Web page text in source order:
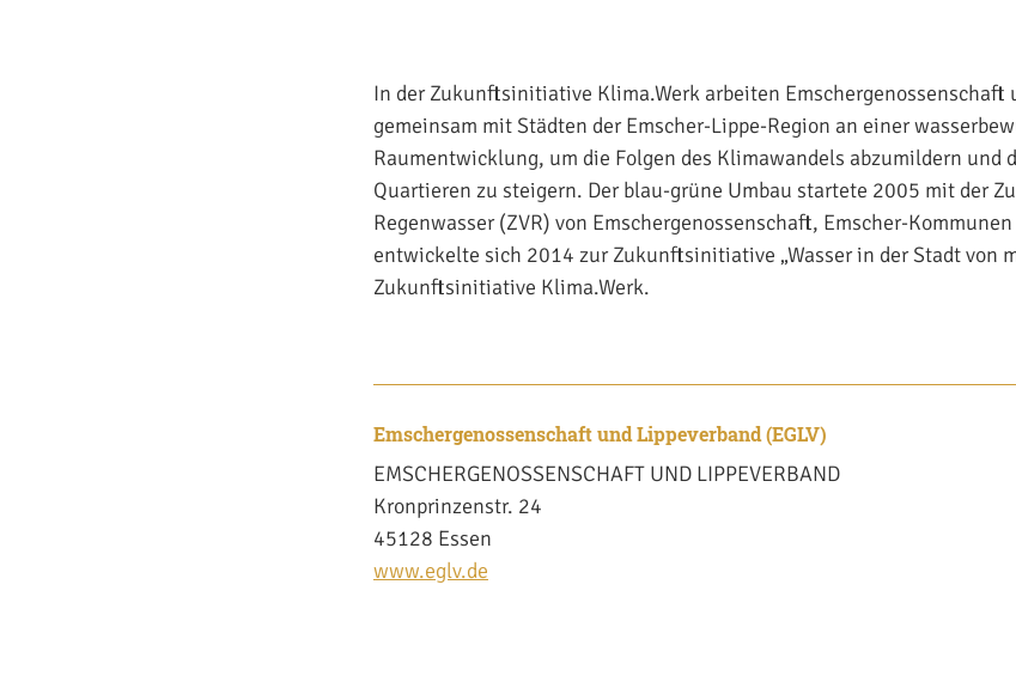
In der Zukunftsinitiative Klima.Werk arbeiten Emschergenossenschaft
gemeinsam mit Städten der Emscher-Lippe-Region an einer
Raumentwicklung, um die Folgen des Klimawandels abzumildern und
Quartieren zu steigern. Der blau-grüne Umbau startete 2005 mit der
Regenwasser (ZVR) von Emschergenossenschaft, Emscher-
entwickelte sich 2014 zur Zukunftsinitiative „Wasser in der Stadt von
Zukunftsinitiative Klima.Werk.
Emschergenossenschaft und Lippeverband (EGLV)
EMSCHERGENOSSENSCHAFT UND LIPPEVERBAND
Kronprinzenstr. 24
45128 Essen
www.eglv.de